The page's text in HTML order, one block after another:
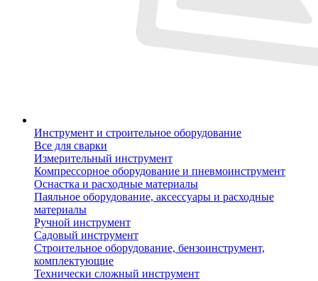
Инструмент и строительное оборудование
Все для сварки
Измерительный инструмент
Компрессорное оборудование и пневмоинструмент
Оснастка и расходные материалы
Паяльное оборудование, аксессуары и расходные
материалы
Ручной инструмент
Садовый инструмент
Строительное оборудование, бензоинструмент,
комплектующие
Технически сложный инструмент